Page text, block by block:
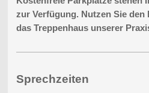
zur Verfügung. Nutzen Sie
das Treppenhaus unserer
Sprechzeiten